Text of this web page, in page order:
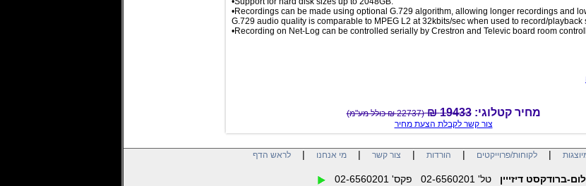
•Recordings can be made using optional G.729 algorithm, allowing longer recordings and
G.729 audio quality is comparable to MPEG L2 at 32kbits/sec when used to record/playback
•Recording on Net-Log can be controlled serially by Crestron and Televic board room
מחיר קטלוגי:19433 ₪
(22737 ₪ כולל מע"מ)
צור קשר לקבלת הצעת מחיר
|לקוחות/פרוייקטים | הורדות | צור קשר |מי אנחנו |לראש הדף
ברודקסט דיזייין טל' 02-6560201 פקס' 02-6560201